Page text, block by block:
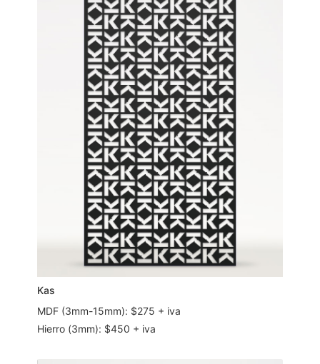
Kas
MDF (3mm-15mm): $275 + iva
Hierro (3mm): $450 + iva